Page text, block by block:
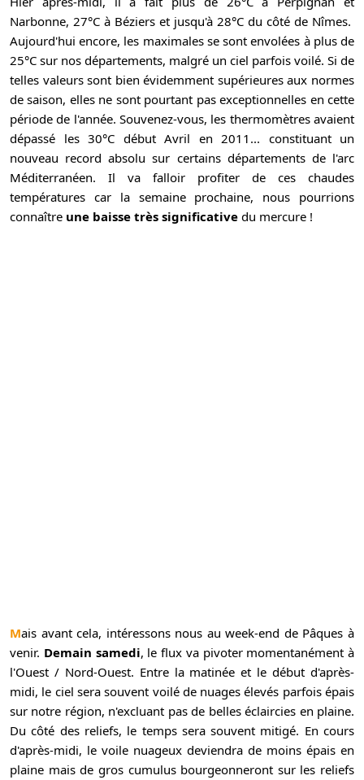
Narbonne, 27°C à Béziers et jusqu'à 28°C du côté de Nîmes.
Aujourd'hui encore, les maximales se sont envolées à plus de
25°C sur nos départements, malgré un ciel parfois voilé. Si de
telles valeurs sont bien évidemment supérieures aux normes
de saison, elles ne sont pourtant pas exceptionnelles en cette
période de l'année. Souvenez-vous, les thermomètres avaient
dépassé les 30°C début Avril en 2011... constituant un
nouveau record absolu sur certains départements de l'arc
Méditerranéen. Il va falloir profiter de ces chaudes
températures car la semaine prochaine, nous pourrions
connaître une baisse très significative du mercure !
Mais avant cela, intéressons nous au week-end de Pâques à
venir. Demain samedi, le flux va pivoter momentanément à
l'Ouest / Nord-Ouest. Entre la matinée et le début d'après-
midi, le ciel sera souvent voilé de nuages élevés parfois épais
sur notre région, n'excluant pas de belles éclaircies en plaine.
Du côté des reliefs, le temps sera souvent mitigé. En cours
d'après-midi, le voile nuageux deviendra de moins épais en
plaine mais de gros cumulus bourgeonneront sur les reliefs